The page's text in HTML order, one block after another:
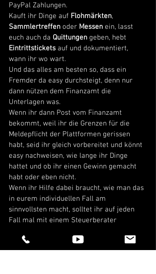
PayPal Zahlungen.
Kauft ihr Dinge auf Flohmärkten,
Sammlertreffen oder Messen ein, lasst
euch auch da Quittungen geben, hebt
Eintrittstickets auf und dokumentiert,
wann ihr wo wart.
Und das alles am besten so, dass ein
Fremder da easy durchsteigt, denn nur
dann nützen dem Finanzamt die
Unterlagen was.
Wenn ihr dann Post vom Finanzamt
bekommt, weil ihr die Grenzen für die
Meldepflicht der Plattformen gerissen
habt, seid ihr gleich vorbereitet und könnt
easy nachweisen, wie lange ihr Dinge
hattet und ob ihr einen Gewinn gemacht
habt oder eben nicht.
Wenn ihr Hilfe dabei braucht, wie man das
in eurem individuellen Fall am
sinnvollsten macht, solltet ihr auf jeden
Fall mal mit einem Steuerberater
Und auch wenn ihr sagt “Ja, doch, ich
mache Gewinne und ich mache da auch